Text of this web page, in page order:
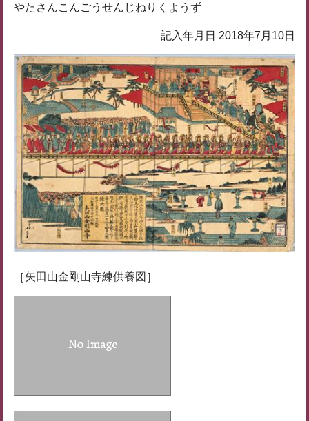
やたさんこんごうせんじねりくようず
記入年月日 2018年7月10日
［矢田山金剛山寺練供養図］